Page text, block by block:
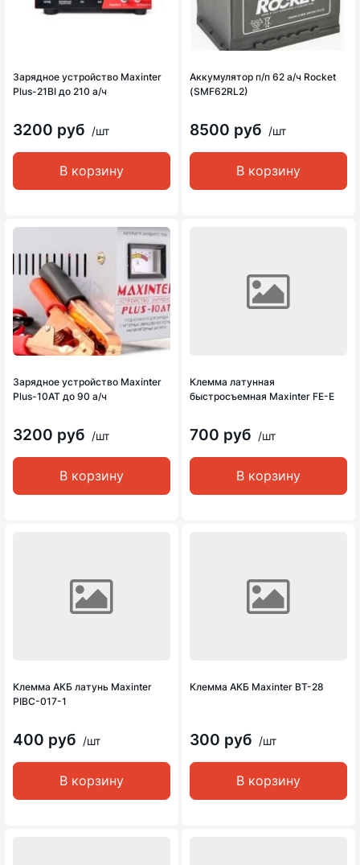
Зарядное устройство Maxinter
Plus-21BI до 210 а/ч
3200 руб /шт
В корзину
Аккумулятор п/п 62 а/ч Rocket
(SMF62RL2)
8500 руб /шт
В корзину
Зарядное устройство Maxinter
Plus-10AT до 90 а/ч
3200 руб /шт
В корзину
Клемма латунная
быстросъемная Maxinter FE-E
700 руб /шт
В корзину
Клемма АКБ латунь Maxinter
PIBC-017-1
400 руб /шт
В корзину
Клемма АКБ Maxinter BT-28
300 руб /шт
В корзину